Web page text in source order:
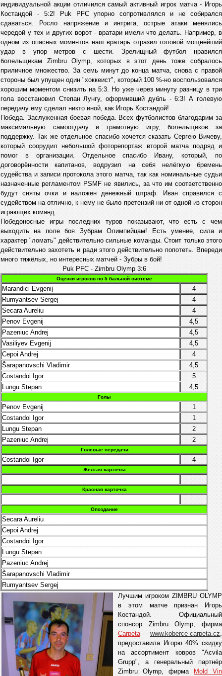
индивидуальной акции отличился самый активный игрок матча - Игорь
Костандой - 5:2! Puk PFC упорно сопротивлялся и не собирался
сдаваться. Росло напряжение и интрига, острые атаки менялись
чередой у тех и других ворот - вратари имели что делать. Например, в
одном из опасных моментов наш вратарь отразил головой мощнейший
удар в упор метров с шести. Зрелищный футбол нравился
болельщикам Zimbru Olymp, которых в этот день тоже собралось
приличное множество. За семь минут до конца матча, снова с правой
стороны был упущен один "хоккеист", который 100 %-но воспользовался
хорошим моментом снизить на 5:3. Но уже через минуту разницу в три
гола восстановил Степан Лунгу, оформивший дубль - 6:3! А голевую
передачу ему сделал никто иной, как Игорь Костандой!
Победа. Заслуженная боевая победа. Всех футболистов благодарим за
максимальную самоотдачу и грамотную игру, болельщиков за
поддержку. Так же отдельное спасибо хочется сказать Сергею Вичеву,
который соорудил небольшой фоторепортаж второй матча подряд и
помог в организации. Отдельное спасибо Ивану, который, по
договорённости капитанов, водрузил на себя нелёгкую бремень
судейства и записи протокола этого матча, так как номинальные судьи
назначенные регламентом PSMF не явились, за что им соответственно
будут сняты очки и наложен денежный штраф. Иван справился с
судейством на отлично, к нему не было претензий ни от одной из сторон
играющих команд.
Победоносные игры последних туров показывают, что есть с чем
выходить на поле боя Зубрам Олимпийцам! Есть умение, сила и
характер "ломать" действительно сильные команды. Стоит только этого
действительно захотеть и ради этого действительно попотеть. Впереди
много тяжёлых, но интересных матчей - Зубры в бой!
Puk PFC - Zimbru Olymp 3:6
Оценки игроков по 5 бальной системе
Marandici Evgenij
4
Rumyantsev Sergej
4
Secara Aureliu
4
Penov Evgenij
4,5
Pazeniuc Andrej
4,5
Vasiliyev Evgenij
4,5
Cepoi Andrej
4
Šarapanovschi Vladimir
4,5
Costandoi Igor
5
Lungu Stepan
4,5
Голы
Penov Evgenij
1
Costandoi Igor
1
Lungu Stepan
2
Pazeniuc Andrej
2
Голевые передачи
Costandoi Igor 4
Жёлтая карточка
Красная карточка
Опоздание
Secara Aureliu
Cepoi Andrej
Costandoi Igor
Lungu Stepan
Pazeniuc Andrej
Šarapanovschi Vladimir
Rumyantsev Sergej
Лучшим игроком ZIMBRU OLYMP
в этом матче признан Игорь
Костандой. Официальный
спонсор Zimbru Olymp, фирма
Carpeta
www.koberce-carpeta.cz,
предоставила Игорю 40% скидку
на ассортимент ковров "Acvila
Grupp", а генеральный партнёр
Zimbru Olymp, фирма
Mold Vin